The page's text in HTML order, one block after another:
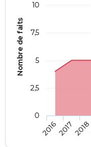
Nombre de faits
201620172018
0
2,5
5
7,5
10